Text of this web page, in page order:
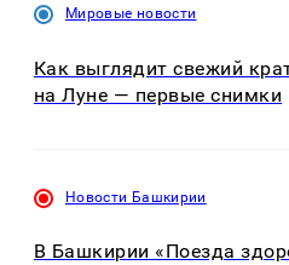
Мировые новости
Как выглядит свежий
на Луне — первые снимки
Новости Башкирии
В Башкирии «Поезда